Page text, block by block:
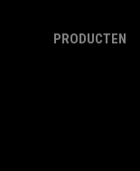
PRODUCTEN